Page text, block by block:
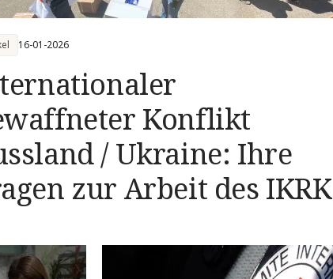
Konflikt
/ Ukraine: Ihre
zur Arbeit des IKRK
16-01-2026